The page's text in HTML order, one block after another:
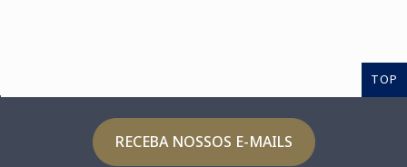
TOP
RECEBA NOSSOS E-MAILS